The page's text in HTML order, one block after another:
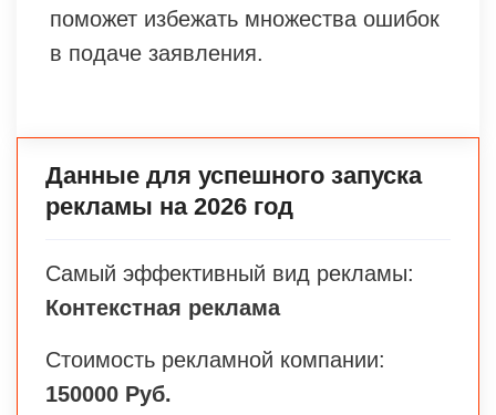
поможет избежать множества ошибок
в подаче заявления.
Данные для успешного запуска
рекламы на 2026 год
Самый эффективный вид рекламы:
Контекстная реклама
Стоимость рекламной компании:
150000 Руб.